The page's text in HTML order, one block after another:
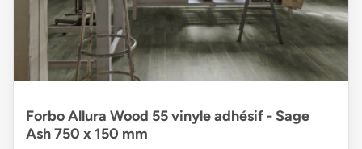
Forbo Allura Wood 55 vinyle adhésif - Sage
Ash 750 x 150 mm